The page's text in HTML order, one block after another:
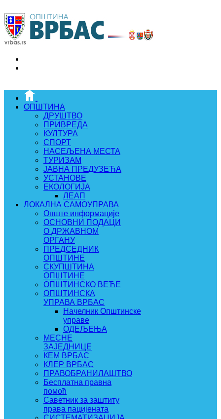
ОПШТИНА
ДРУШТВО
ПРИВРЕДА
КУЛТУРА
СПОРТ
НАСЕЉЕНА МЕСТА
ТУРИЗАМ
ЈАВНА ПРЕДУЗЕЋА
УСТАНОВЕ
ЕКОЛОГИЈА
ЛЕАП
ЛОКАЛНА САМОУПРАВА
Опште информације
ОСНОВНИ ПОДАЦИ
О ДРЖАВНОМ
ОРГАНУ
ПРЕДСЕДНИК
ОПШТИНЕ
СКУПШТИНА
ОПШТИНЕ
ОПШТИНСКО ВЕЋЕ
ОПШТИНСКА
УПРАВА ВРБАС
Начелник Општинске
управе
ОДЕЉЕЊА
МЕСНЕ
ЗАЈЕДНИЦЕ
КЕМ ВРБАС
КЛЕР ВРБАС
ПРАВОБРАНИЛАШТВО
Бесплатна правна
помоћ
Саветник за заштиту
права пацијената